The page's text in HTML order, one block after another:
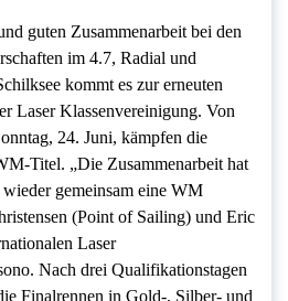
guten Zusammenarbeit bei den
im 4.7, Radial und
kommt es zur erneuten
Laser Klassenvereinigung. Von
24. Juni, kämpfen die
Titel. „Die Zusammenarbeit hat
wieder gemeinsam eine WM
(Point of Sailing) und Eric
Laser
Nach drei Qualifikationstagen
Finalrennen in Gold-, Silber- und